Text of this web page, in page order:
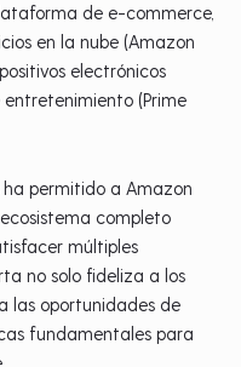
de e-commerce,
en la nube (Amazon
electrónicos
entretenimiento (Prime
permitido a Amazon
completo
múltiples
no solo fideliza a los
las oportunidades de
fundamentales para